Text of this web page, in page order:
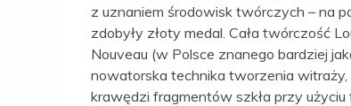
z uznaniem środowisk twórczych – na
zdobyły złoty medal. Cała twórczość
Nouveau (w Polsce znanego bardziej
nowatorska technika tworzenia
krawędzi fragmentów szkła przy użyciu